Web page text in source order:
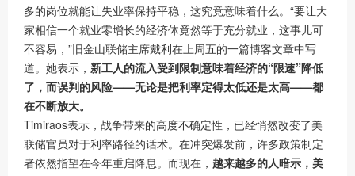
多的岗位就能让失业率保持平稳，这究竟意味着什么。“要让大
家相信一个就业零增长的经济体竟然等于充分就业，这事儿可
不容易，”旧金山联储主席戴利在上周五的一篇博客文章中写
道。她表示， 新工人的流入受到限制意味着经济的“限速”降低
了，而误判的风险——无论是把利率定得太低还是太高——都
在不断放大。
Timiraos表示，战争带来的高度不确定性，已经悄然改变了美
联储官员对于利率路径的话术。在冲突爆发前，许多政策制定
者依然指望在今年重启降息。而现在， 越来越多的人暗示，美